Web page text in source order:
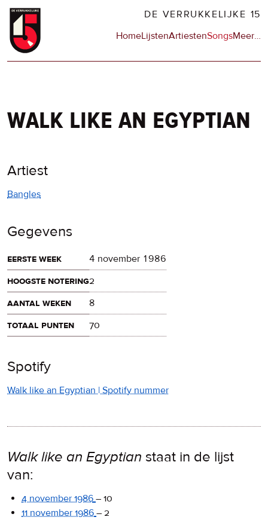
Overslaan
naar
DE VERRUKKELIJKE 15
Hoofdnavigatie
HomeLijstenArtiestenSongsMeerop
…
walk like an egyptian
Artiest
Bangles
Gegevens
eerste week
4 november 1986
hoogste notering2
aantal weken
8
totaal punten
70
Spotify
Walk like an Egyptian | Spotify nummer
Walk like an Egyptian staat in de lijst
van:
4 november 1986 – 10
11 november 1986 – 2